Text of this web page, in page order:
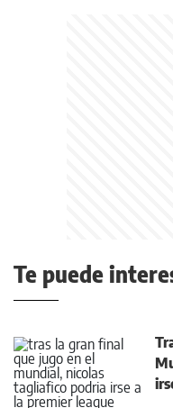
Te puede